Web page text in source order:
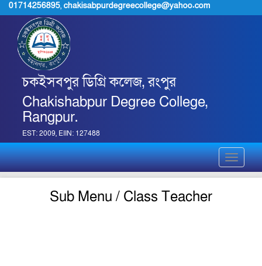
01714256895, chakisabpurdegreecollege@yahoo.com
চকইসবপুর ডিগ্রি কলেজ, রংপুর
Chakishabpur Degree College,
Rangpur.
EST: 2009, EIIN: 127488
Toggle
Sub Menu / Class Teacher